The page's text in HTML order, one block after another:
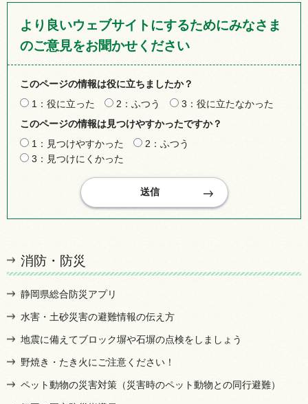
より良いウェブサイトにするためにみなさま
のご意見をお聞かせください
このページの情報は役に立ちましたか？
1：役に立った
2：ふつう
3：役に立たなかった
このページの情報は見つけやすかったですか？
1：見つけやすかった
2：ふつう
3：見つけにくかった
消防・防災
静岡県総合防災アプリ
水害・土砂災害の避難情報の伝え方
地震に備えてブロック塀や石塀の点検をしましょう
野焼き・たき火にご注意ください！
ペット動物の災害対策（災害時のペット動物との同行避難）